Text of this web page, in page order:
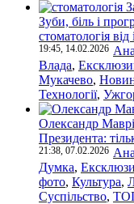
Зуби, біль і
стоматологія
19:45, 14.02.2026
Влада,
Мукачево,
Технології,
Олександр
Президента:
21:38, 07.02.2026
Думка,
фото, Культура,
Суспільство,